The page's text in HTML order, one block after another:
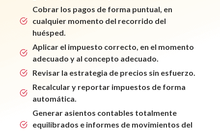
Cobrar los pagos de forma puntual, en
cualquier momento del recorrido del
huésped.
Aplicar el impuesto correcto, en el momento
adecuado y al concepto adecuado.
Revisar la estrategia de precios sin esfuerzo.
Recalcular y reportar impuestos de forma
automática.
Generar asientos contables totalmente
equilibrados e informes de movimientos del